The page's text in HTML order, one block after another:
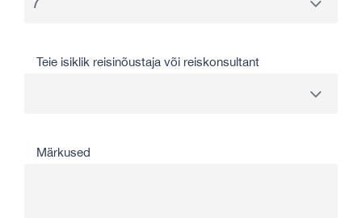
Teie isiklik reisinõustaja või reiskonsultant
Märkused